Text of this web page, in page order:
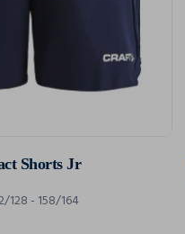
Shorts Jr
128 - 158/164